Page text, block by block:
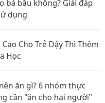
bà bầu không? Giải đáp
dụng
Cho Trẻ Dậy Thì Thêm
Học
ăn gì? 6 nhóm thực
cần "ăn cho hai người"